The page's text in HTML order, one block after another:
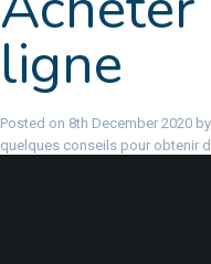
ligne
Posted on 8th December 2020
quelques conseils pour obtenir